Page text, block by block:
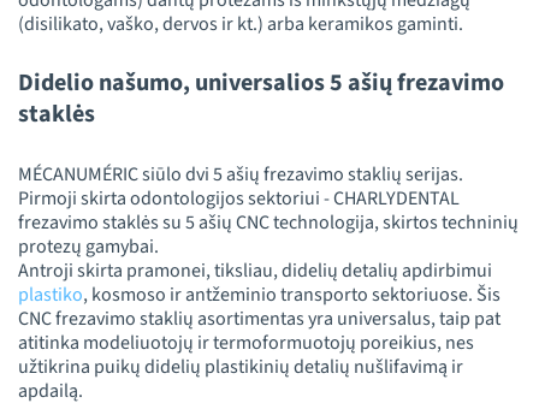
(disilikato, vaško, dervos ir kt.) arba keramikos gaminti.
Didelio našumo, universalios 5 ašių frezavimo
staklės
MÉCANUMÉRIC siūlo dvi 5 ašių frezavimo staklių serijas.
Pirmoji skirta odontologijos sektoriui - CHARLYDENTAL
frezavimo staklės su 5 ašių CNC technologija, skirtos techninių
protezų gamybai.
Antroji skirta pramonei, tiksliau, didelių detalių apdirbimui
plastiko, kosmoso ir antžeminio transporto sektoriuose. Šis
CNC frezavimo staklių asortimentas yra universalus, taip pat
atitinka modeliuotojų ir termoformuotojų poreikius, nes
užtikrina puikų didelių plastikinių detalių nušlifavimą ir
apdailą.